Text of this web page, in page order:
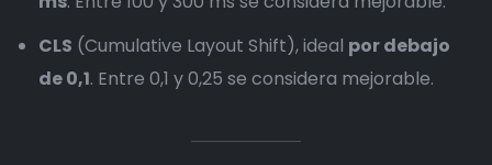
CLS (Cumulative Layout Shift), ideal por debajo
de 0,1. Entre 0,1 y 0,25 se considera mejorable.